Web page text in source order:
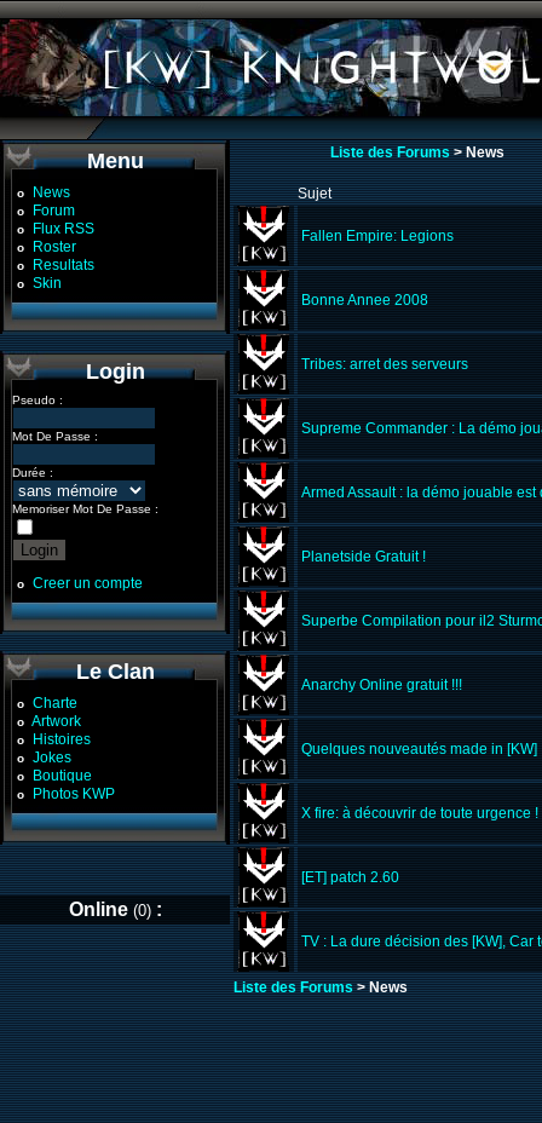
Menu
o News
o Forum
o Flux RSS
o Roster
o Resultats
o Skin
Login
Pseudo :
Mot De Passe :
Durée :
Memoriser Mot De Passe :
o Creer un compte
Le Clan
o Charte
o Artwork
o Histoires
o Jokes
o Boutique
o Photos KWP
Online (0):
Liste des Forums > News
Sujet
Fallen Empire: Legions
Bonne Annee 2008
Tribes: arret des serveurs
Supreme Commander : La démo
Armed Assault : la démo jouable est
Planetside Gratuit !
Superbe Compilation pour il2
Anarchy Online gratuit !!!
Quelques nouveautés made in [KW]
X fire: à découvrir de toute urgence !
[ET] patch 2.60
TV : La dure décision des [KW], Car
Liste des Forums > News